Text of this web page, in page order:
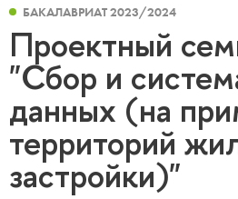
БАКАЛАВРИАТ 2023/2024
Проектный
"Сбор и
данных (на
территорий
застройки)"